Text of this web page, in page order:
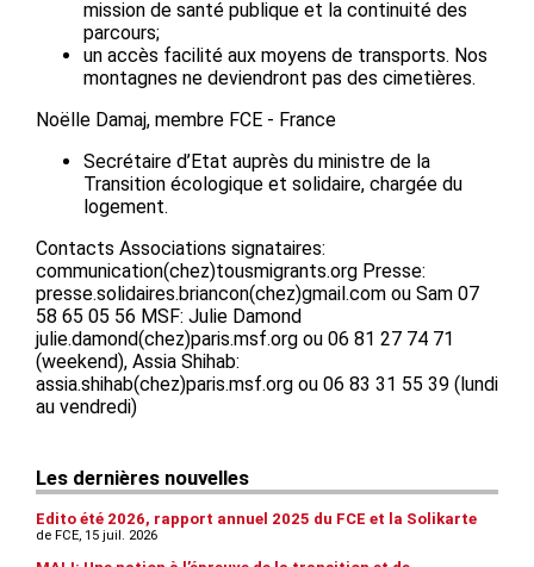
mission de santé publique et la continuité des
parcours;
un accès facilité aux moyens de transports. Nos
montagnes ne deviendront pas des cimetières.
Noëlle Damaj, membre FCE - France
Secrétaire d’Etat auprès du ministre de la
Transition écologique et solidaire, chargée du
logement.
Contacts Associations signataires:
communication(chez)tousmigrants.org Presse:
presse.solidaires.briancon(chez)gmail.com ou Sam 07
58 65 05 56 MSF: Julie Damond
julie.damond(chez)paris.msf.org ou 06 81 27 74 71
(weekend), Assia Shihab:
assia.shihab(chez)paris.msf.org ou 06 83 31 55 39 (lundi
au vendredi)